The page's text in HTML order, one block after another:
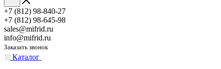
+7 (812) 98-840-27
+7 (812) 98-645-98
sales@mifrid.ru
info@mifrid.ru
Заказать звонок
Каталог